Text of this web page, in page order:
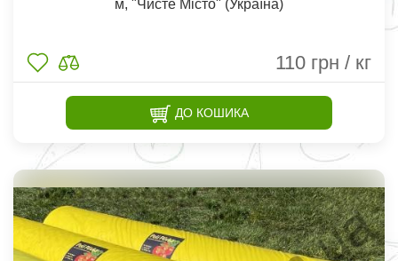
м, "Чисте Місто" (Україна)
110 грн / кг
ДО КОШИКА